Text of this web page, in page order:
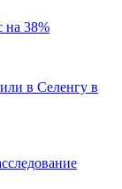
на 38%
в Селенгу в